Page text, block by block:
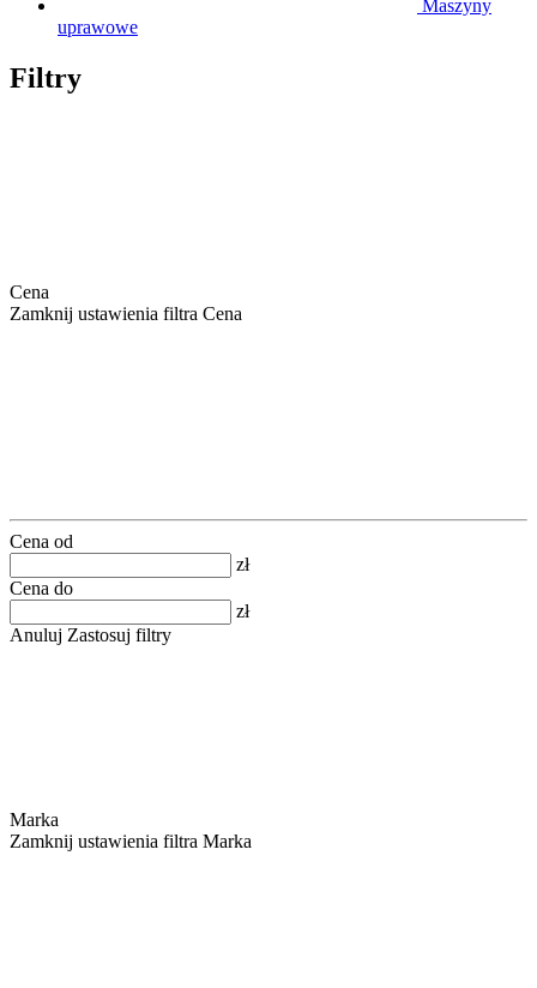
Maszyny
uprawowe
Filtry
Cena
Zamknij ustawienia filtra Cena
Cena od
zł
Cena do
zł
Anuluj Zastosuj filtry
Marka
Zamknij ustawienia filtra Marka